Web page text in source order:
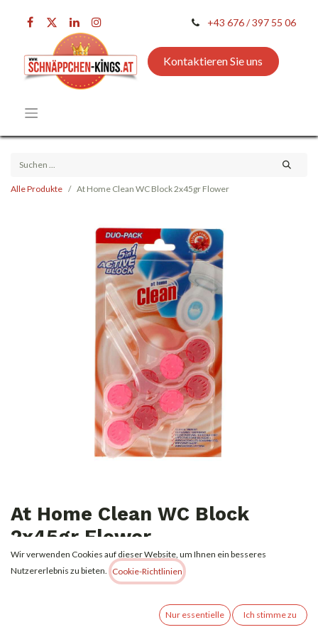
+43 676 / 397 55 06
Kontaktieren Sie uns
Alle Produkte At Home Clean WC Block 2x45gr Flower
At Home Clean WC Block
2x45gr Flower
1,49€ Alle Preise inkl. MwSt.zzgl. Versandkosten
Wir verwenden Cookies auf dieser Website, um Ihnen ein besseres
Nutzererlebnis zu bieten.
Cookie-Richtlinien
Nur essentielle Ich stimme zu